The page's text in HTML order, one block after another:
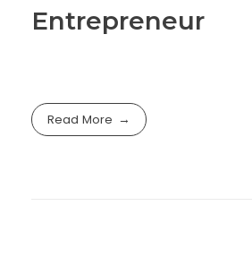
Entrepreneur
Read More